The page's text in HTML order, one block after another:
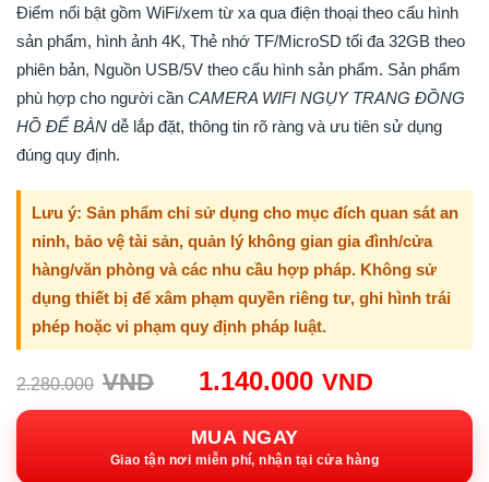
Điểm nổi bật gồm WiFi/xem từ xa qua điện thoại theo cấu hình
sản phẩm, hình ảnh 4K, Thẻ nhớ TF/MicroSD tối đa 32GB theo
phiên bản, Nguồn USB/5V theo cấu hình sản phẩm. Sản phẩm
phù hợp cho người cần CAMERA WIFI NGỤY TRANG ĐỒNG
HỒ ĐỂ BÀN dễ lắp đặt, thông tin rõ ràng và ưu tiên sử dụng
đúng quy định.
Lưu ý: Sản phẩm chỉ sử dụng cho mục đích quan sát an
ninh, bảo vệ tài sản, quản lý không gian gia đình/cửa
hàng/văn phòng và các nhu cầu hợp pháp. Không sử
dụng thiết bị để xâm phạm quyền riêng tư, ghi hình trái
phép hoặc vi phạm quy định pháp luật.
2.280.000 VND
Giá
gốc:
2.280.000VND.
1.140.000 VND
hiện
MUA NGAY
Giao tận nơi miễn phí, nhận tại cửa hàng